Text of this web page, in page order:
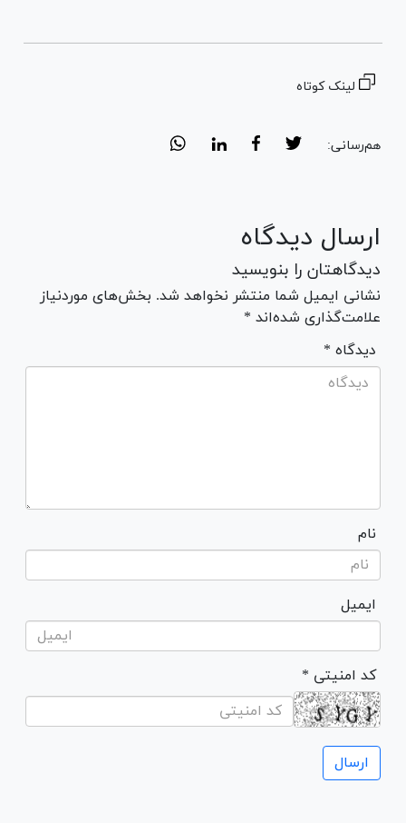
لینک کوتاه
هم‌رسانی:
ارسال دیدگاه
دیدگاهتان را بنویسید
نشانی ایمیل شما منتشر نخواهد شد. بخش‌های موردنیاز
علامت‌گذاری شده‌اند *
* دیدگاه
نام
ایمیل
* کد امنیتی